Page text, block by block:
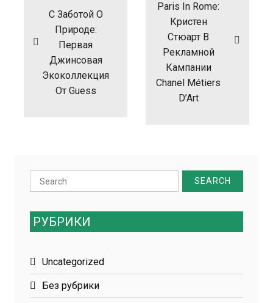
С Заботой О
Природе:
Первая
Джинсовая
Экоколлекция
От Guess
Paris In Rome:
Кристен
Стюарт В
Рекламной
Кампании
Chanel Métiers
D’Art
Search
for:
РУБРИКИ
Uncategorized
Без рубрики